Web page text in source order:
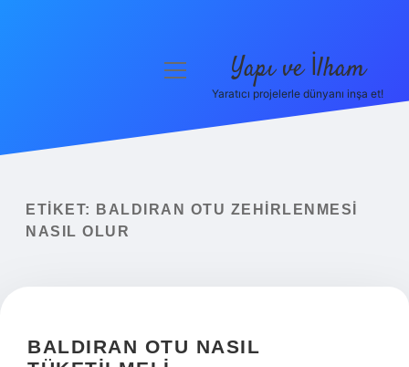
Yasal Uyarı
menüyü
Yapı ve İlham
Yaratıcı projelerle dünyanı inşa et!
ETIKET:
BALDIRAN OTU ZEHIRLENMESI
NASIL OLUR
BALDIRAN OTU NASIL